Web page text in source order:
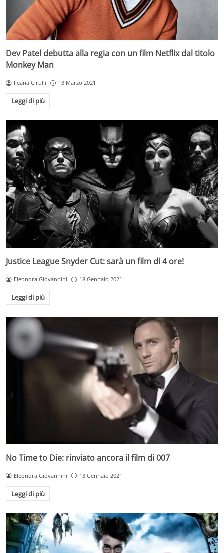
Dev Patel debutta alla regia con un film Netflix dal titolo
Monkey Man
Ileana Cirulli 13 Marzo 2021
Leggi di più
Justice League Snyder Cut: sarà un film di 4 ore!
Eleonora Giovannini 18 Gennaio 2021
Leggi di più
No Time to Die: rinviato ancora il film di 007
Eleonora Giovannini 13 Gennaio 2021
Leggi di più